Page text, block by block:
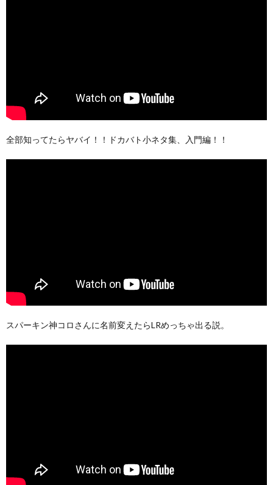
全部知ってたらヤバイ！！ドカバト小ネタ集、入門編！！
スパーキン神コロさんに名前変えたらLRめっちゃ出る説。